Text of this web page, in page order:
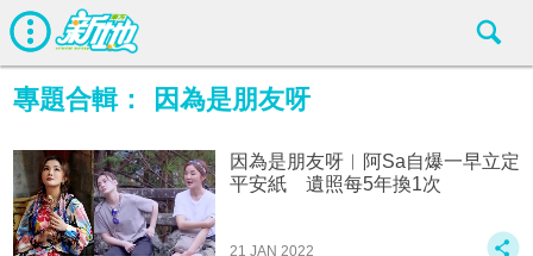
專題合輯： 因為是朋友呀
因為是朋友呀︱阿Sa自爆一早立定
平安紙 遺照每5年換1次
21 JAN 2022